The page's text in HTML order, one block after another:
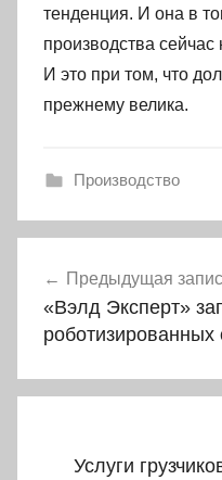
тенденция. И она в
производства
И это при том, что
прежнему велика.
Производство
по
записям
Предыдущая
«Вэлд Эксперт»
Услуги